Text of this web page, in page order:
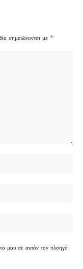
σημειώνονται με *
μου σε αυτόν τον πλοηγό